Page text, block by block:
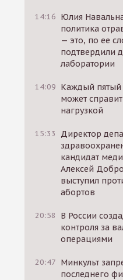
14:16 Юлия
политика
— это, по ее
подтвердили
лаборатории
14:09 Каждый пятый
может
нагрузкой
15:33
Директор
кандидат
Алексей
выступил
абортов
20:58
В России
контроля за
операциями
20:47 Минкульт
последнего